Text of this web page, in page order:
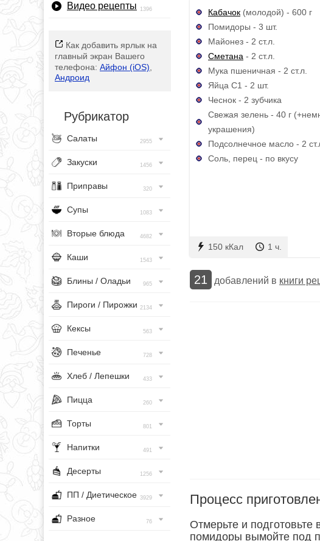
Видео рецепты 1396
Как добавить ярлык на
главный экран Вашего
телефона: Айфон (iOS)
Андроид
Рубрикатор
Салаты 2955
Закуски 1456
Приправы 320
Супы 1083
Вторые блюда 4682
Каши 1543
Блины / Оладьи 965
Пироги / Пирожки 2134
Кексы 563
Печенье 728
Хлеб / Лепешки 433
Пицца 260
Торты 801
Напитки 491
Десерты 1256
ПП / Диетическое 3929
Разное 76
Кабачок (молодой) - 600 г
Помидоры - 3 шт.
Майонез - 2 ст.л.
Сметана - 2 ст.л.
Мука пшеничная - 2 ст.л.
Яйца С1 - 2 шт.
Чеснок - 2 зубчика
Свежая зелень - 40 г
украшения)
Подсолнечное масло - 2
Соль, перец - по вкусу
150 кКал 1 ч.
21 добавлений в книги
Процесс
Отмерьте и
помидоры вымойте под